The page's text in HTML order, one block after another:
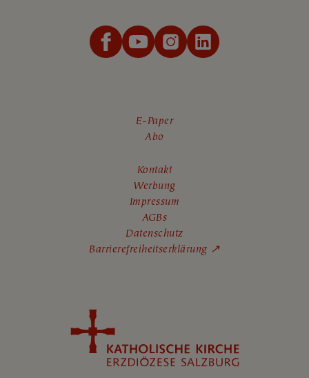
E-Paper
Abo
Kontakt
Werbung
Impressum
AGBs
Datenschutz
Barrierefreiheitserklärung ↗